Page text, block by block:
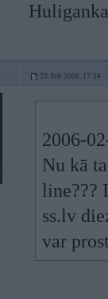
23. Feb 2006, 17:54
2006-
Nu kā
line???
ss.lv
var